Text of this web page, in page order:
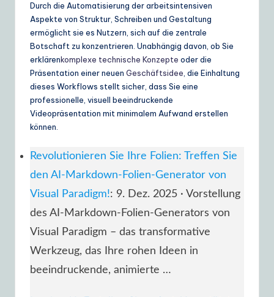
Durch die Automatisierung der arbeitsintensiven
Aspekte von Struktur, Schreiben und Gestaltung
ermöglicht sie es Nutzern, sich auf die zentrale
Botschaft zu konzentrieren. Unabhängig davon, ob Sie
erklärenkomplexe technische Konzepte oder die
Präsentation einer neuen Geschäftsidee, die Einhaltung
dieses Workflows stellt sicher, dass Sie eine
professionelle, visuell beeindruckende
Videopräsentation mit minimalem Aufwand erstellen
können.
Revolutionieren Sie Ihre Folien: Treffen Sie
den AI-Markdown-Folien-Generator von
Visual Paradigm!: 9. Dez. 2025 · Vorstellung
des AI-Markdown-Folien-Generators von
Visual Paradigm – das transformative
Werkzeug, das Ihre rohen Ideen in
beeindruckende, animierte …